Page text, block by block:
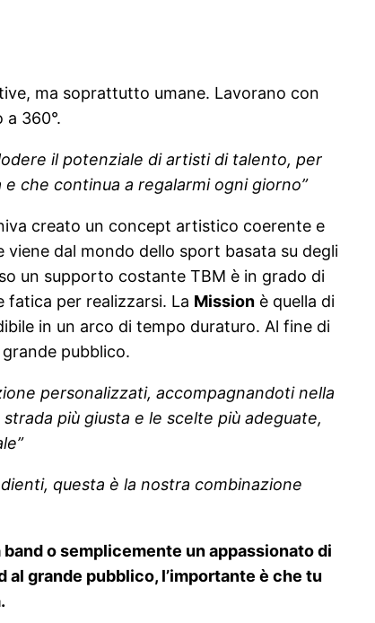
ma soprattutto umane. Lavorano con
360°.
il potenziale di artisti di talento, per
che continua a regalarmi ogni giorno”
creato un concept artistico coerente e
viene dal mondo dello sport basata su degli
un supporto costante TBM è in grado di
fatica per realizzarsi. La Missionè quella di
in un arco di tempo duraturo. Al fine di
pubblico.
personalizzati, accompagnandoti nella
più giusta e le scelte più adeguate,
questa è la nostra combinazione
o semplicemente un appassionato di
grande pubblico, l’importante è che tu